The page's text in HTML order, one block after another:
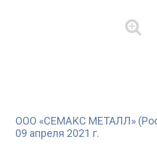
ООО «СЕМАКС МЕТАЛЛ»
09 апреля 2021 г.